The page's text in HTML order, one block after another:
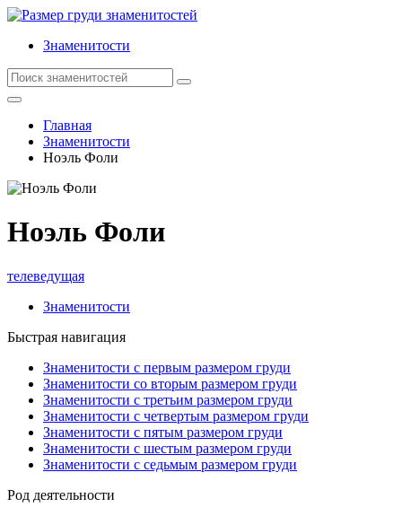
Знаменитости
Главная
Знаменитости
Ноэль Фоли
Ноэль Фоли
телеведущая
Знаменитости
Быстрая навигация
Знаменитости с первым размером груди
Знаменитости со вторым размером груди
Знаменитости с третьим размером груди
Знаменитости с четвертым размером груди
Знаменитости с пятым размером груди
Знаменитости с шестым размером груди
Знаменитости с седьмым размером груди
Род деятельности